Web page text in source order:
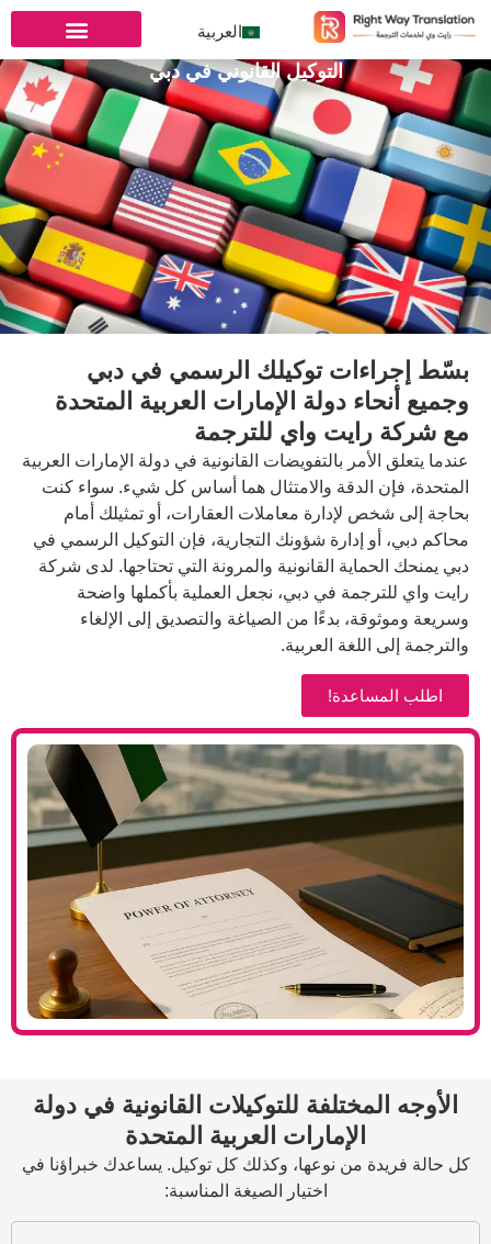
العربية
التوكيل القانوني في دبي
توكيلك الرسمي في دبي
دولة الإمارات العربية المتحدة
واي للترجمة
بالتفويضات القانونية في دولة الإمارات العربية
والامتثال هما أساس كل شيء. سواء كنت
معاملات العقارات، أو تمثيلك أمام
شؤونك التجارية، فإن التوكيل الرسمي في
القانونية والمرونة التي تحتاجها. لدى شركة
في دبي، نجعل العملية بأكملها واضحة
بدءًا من الصياغة والتصديق إلى الإلغاء
العربية.
للتوكيلات القانونية في دولة
العربية المتحدة
نوعها، وكذلك كل توكيل. يساعدك خبراؤنا في
اختيار الصيغة المناسبة: